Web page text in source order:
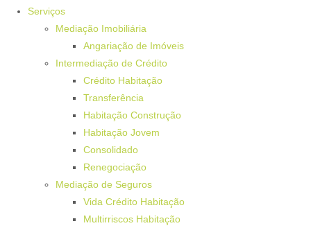
Serviços
Mediação Imobiliária
Angariação de Imóveis
Intermediação de Crédito
Crédito Habitação
Transferência
Habitação Construção
Habitação Jovem
Consolidado
Renegociação
Mediação de Seguros
Vida Crédito Habitação
Multirriscos Habitação